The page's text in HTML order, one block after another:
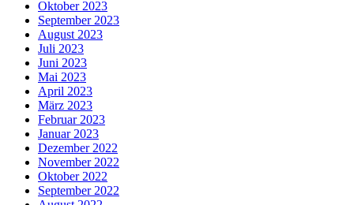
Oktober 2023
September 2023
August 2023
Juli 2023
Juni 2023
Mai 2023
April 2023
März 2023
Februar 2023
Januar 2023
Dezember 2022
November 2022
Oktober 2022
September 2022